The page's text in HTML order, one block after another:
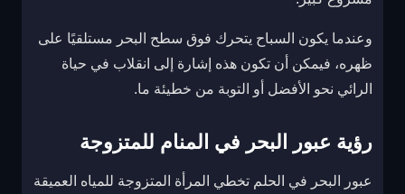
وعندما يكون السباح يتحرك فوق سطح البحر مستلقيًا على
ظهره، فيمكن أن تكون هذه إشارة إلى انقلاب في حياة
الرائي نحو الأفضل أو التوبة من خطيئة ما.
رؤية عبور البحر في المنام للمتزوجة
عبور البحر في الحلم تخطي المرأة المتزوجة للمياه العميقة